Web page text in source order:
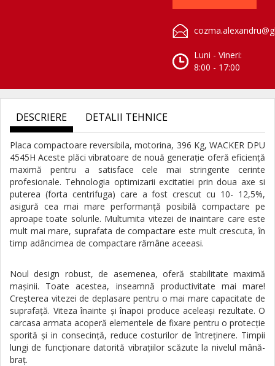
Luni - Vineri:
8:00 - 17:00
DESCRIERE DETALII TEHNICE
Placa compactoare reversibila, motorina, 396 Kg, WACKER DPU
4545H Aceste plăci vibratoare de nouă generaţie oferă eficienţă
maximă pentru a satisface cele mai stringente cerinte
profesionale. Tehnologia optimizarii excitatiei prin doua axe si
puterea (forta centrifuga) care a fost crescut cu 10- 12,5%,
asigură cea mai mare performanţă posibilă compactare pe
aproape toate solurile. Multumita vitezei de inaintare care este
mult mai mare, suprafata de compactare este mult crescuta, în
timp adâncimea de compactare rămâne aceeasi.
Noul design robust, de asemenea, oferă stabilitate maximă
maşinii. Toate acestea, inseamnă productivitate mai mare!
Creşterea vitezei de deplasare pentru o mai mare capacitate de
suprafaţă. Viteza înainte şi înapoi produce aceleaşi rezultate. O
carcasa armata acoperă elementele de fixare pentru o protecţie
sporită şi in consecinţă, reduce costurilor de întreţinere. Timpii
lungi de funcţionare datorită vibraţiilor scăzute la nivelul mână-
braţ.